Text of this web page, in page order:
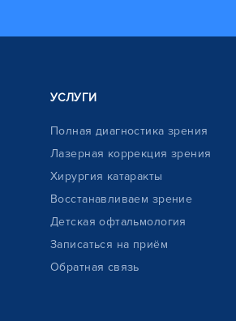
УСЛУГИ
Полная диагностика зрения
Лазерная коррекция зрения
Хирургия катаракты
Восстанавливаем зрение
Детская офтальмология
Записаться на приём
Обратная связь